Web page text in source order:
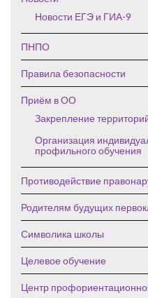
Новости ЕГЭ и ГИА-9
ПНПО
Правила безопасности
Приём в ОО
Закрепление
Организация
профильного обучения
Противодействие
Родителям будущих
Символика школы
Целевое обучение
Центр